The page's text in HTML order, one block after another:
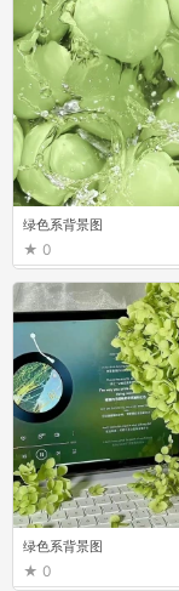
绿色系背景图
0
绿色系背景图
0